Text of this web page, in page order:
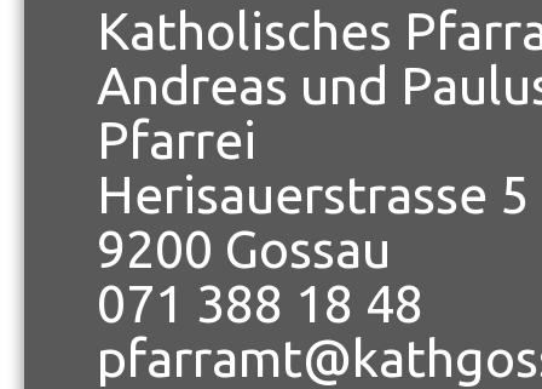
Katholisches
Andreas und
Pfarrei
Herisauerstrasse 5
9200 Gossau
071 388 18 48